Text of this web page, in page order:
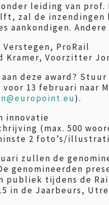
leiding van
zal de inzendingen
aankondigen.
Verstegen, ProRail
Kramer, Voorzitter
aan deze award?
voor 13 februari naar
).
innovatie
(max. 500
2 foto’s/
zullen de
genomineerden
publiek tijdens de
in de Jaarbeurs,